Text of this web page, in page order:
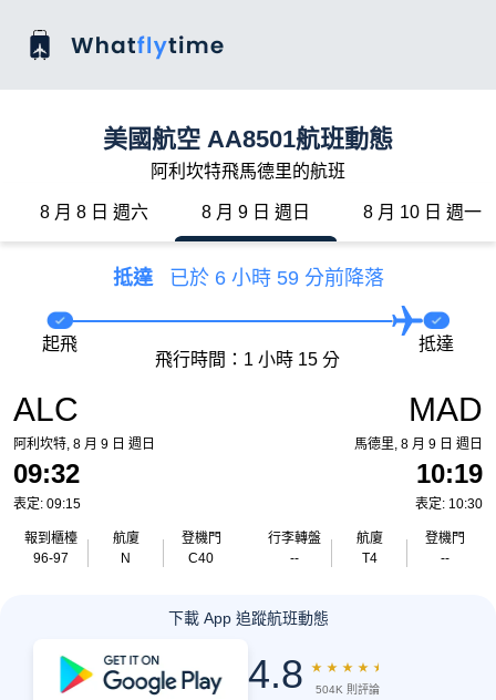
美國航空 AA8501航班動態
阿利坎特飛馬德里的航班
8 月 8 日 週六 8 月 9 日 週日 8 月 10 日 週一
抵達 已於 6 小時 59 分前降落
ALC
阿利坎特, 8 月 9 日 週日
09:32
表定: 09:15
報到櫃檯
96-97
航廈
N
登機門
C40
起飛
飛行時間：1 小時 15 分
抵達
MAD
馬德里, 8 月 9 日 週日
10:19
表定: 10:30
行李轉盤
--
航廈
T4
登機門
--
下載 App 追蹤航班動態
4.8 ★ ★ ★ ★ ★
504K 則評論